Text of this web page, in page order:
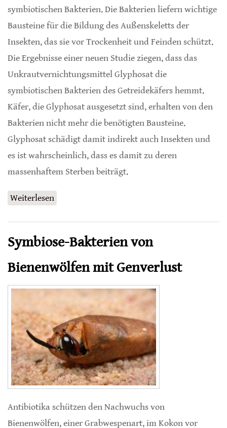
symbiotischen Bakterien. Die Bakterien liefern wichtige
Bausteine für die Bildung des Außenskeletts der
Insekten, das sie vor Trockenheit und Feinden schützt.
Die Ergebnisse einer neuen Studie ziegen, dass das
Unkrautvernichtungsmittel Glyphosat die
symbiotischen Bakterien des Getreidekäfers hemmt.
Käfer, die Glyphosat ausgesetzt sind, erhalten von den
Bakterien nicht mehr die benötigten Bausteine.
Glyphosat schädigt damit indirekt auch Insekten und
es ist wahrscheinlich, dass es damit zu deren
massenhaftem Sterben beiträgt.
Weiterlesen
Symbiose-Bakterien von
Bienenwölfen mit Genverlust
Antibiotika schützen den Nachwuchs von
Bienenwölfen, einer Grabwespenart, im Kokon vor